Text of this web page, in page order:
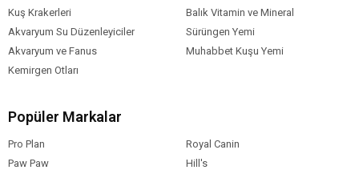
Kuş Krakerleri
Balık Vitamin ve Mineral
Akvaryum Su Düzenleyiciler
Sürüngen Yemi
Akvaryum ve Fanus
Muhabbet Kuşu Yemi
Kemirgen Otları
Popüler Markalar
Pro Plan
Royal Canin
Paw Paw
Hill's